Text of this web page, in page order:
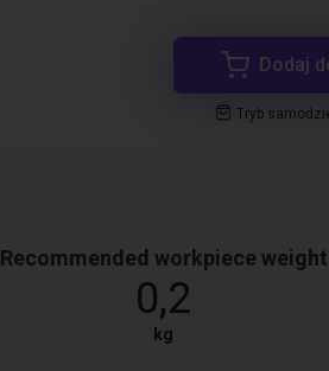
Dodaj
Tryb
Recommended workpiece weight
0,2
kg